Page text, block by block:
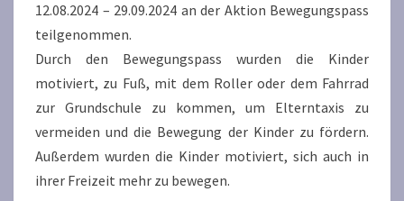
12.08.2024 – 29.09.2024 an der Aktion Bewegungspass
teilgenommen.
Durch den Bewegungspass wurden die Kinder
motiviert, zu Fuß, mit dem Roller oder dem Fahrrad
zur Grundschule zu kommen, um Elterntaxis zu
vermeiden und die Bewegung der Kinder zu fördern.
Außerdem wurden die Kinder motiviert, sich auch in
ihrer Freizeit mehr zu bewegen.